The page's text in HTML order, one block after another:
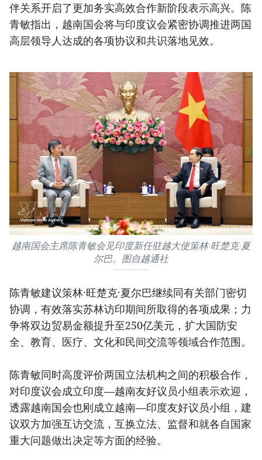
伴关系开启了更加务实高效合作新阶段表示高兴。陈
青敏指出，越南国会将与印度议会紧密协调推进两国
高层领导人达成的各项协议和共识落地见效。
越南国会主席陈青敏会见印度新任驻越大使策林·旺楚克·夏
尔巴。图自越通社
陈青敏建议策林·旺楚克·夏尔巴继续同有关部门密切
协调，有效落实苏林访印期间所取得的各项成果；力
争将双边贸易金额提升至250亿美元，扩大国防安
全、教育、医疗、文化和民间交流等领域合作范围。
陈青敏同时高度评价两国立法机构之间的积极合作，
对印度议会成立印度—越南友好议员小组表示欢迎，
透露越南国会也刚成立越南—印度友好议员小组，建
议双方加强互访交流，互换立法、监督和就各自国家
重大问题做出决定等方面的经验。